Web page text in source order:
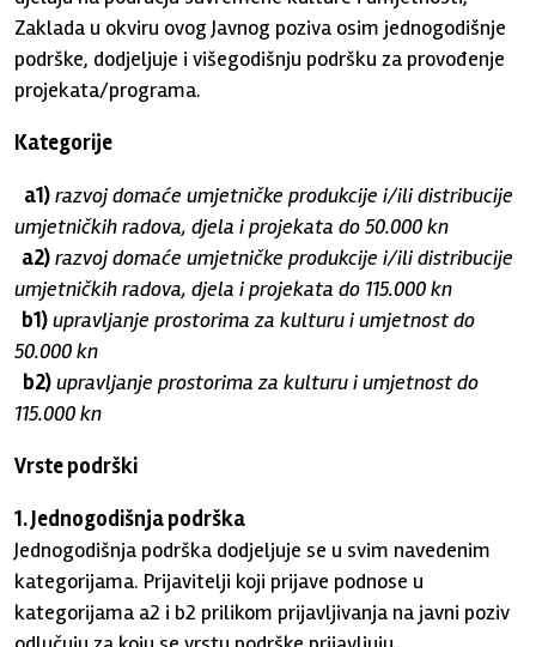
Zaklada u okviru ovog Javnog poziva osim jednogodišnje
podrške, dodjeljuje i višegodišnju podršku za provođenje
projekata/programa.
Kategorije
a1)razvoj domaće umjetničke produkcije i/ili distribucije
umjetničkih radova, djela i projekata do 50.000 kn
a2)razvoj domaće umjetničke produkcije i/ili distribucije
umjetničkih radova, djela i projekata do 115.000 kn
b1)upravljanje prostorima za kulturu i umjetnost do
50.000 kn
b2)upravljanje prostorima za kulturu i umjetnost do
115.000 kn
Vrste podrški
1. Jednogodišnja podrška
Jednogodišnja podrška dodjeljuje se u svim navedenim
kategorijama. Prijavitelji koji prijave podnose u
kategorijama a2 i b2 prilikom prijavljivanja na javni poziv